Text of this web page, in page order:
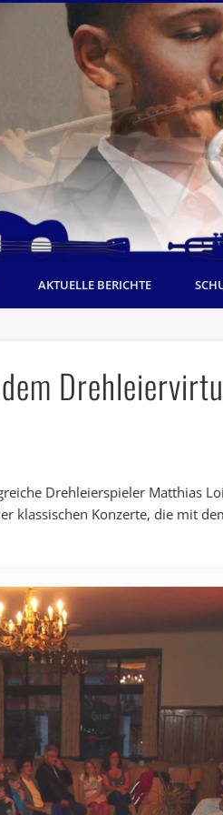
AKTUELLE BERICHTE
Drehleierspieler Matthias
klassischen Konzerte, die mit